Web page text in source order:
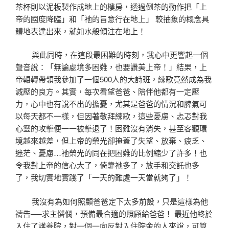
茶杯則以泥板製作成地上的樓房，透過倒茶的動作把「上
帝的國度降臨」和「祂的旨意行在地上」 較抽象的概念具
體地表達出來，就如水般傾注在地上！
與此同時，在這段最困難的時刻，我心中更響起一個
聲音說：「無論處境多困難，也要讚美上帝！」結果，上
帝輾轉帶領我參加了一個500人的大詩班，練歌竟然成為我
減壓的良方。其實，每次看望爸爸、陪伴他都有一定壓
力，心中也有說不出的擔憂，尤其是爸爸的情況和脾氣可
以每天都不一樣，但因著敬拜練歌，這些憂慮、忐忑對我
心靈的攻擊便一一被擊退了！困難沒有消失，甚至客觀環
境越來越差，但上帝的榮光卻掩蓋了失望、放棄、疲乏、
迷茫、憂慮…祂榮光的同在把困難的比例縮少了許多！也
令我對上帝的信心大了，倚靠祂多了，放手和交託也多
了，我切實地實踐了「一天的難處一天當就夠了」！
我沒有為如何照顧爸爸定下太多前設，只是這樣為他
禱告──求主憐憫，預備最合適的照顧給爸爸！ 最近他終於
入住了護養院，對一個一向反對入住院舍的人來說，可算